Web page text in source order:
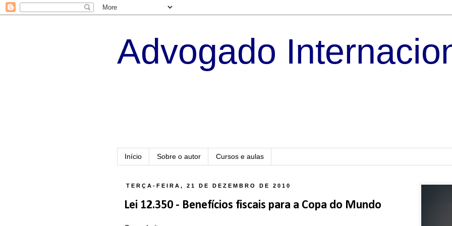
Advogado
Início Sobre o autor Cursos e aulas
TERÇA-FEIRA, 21 DE DEZEMBRO DE 2010
Lei 12.350 - Benefícios fiscais para a Copa do Mundo